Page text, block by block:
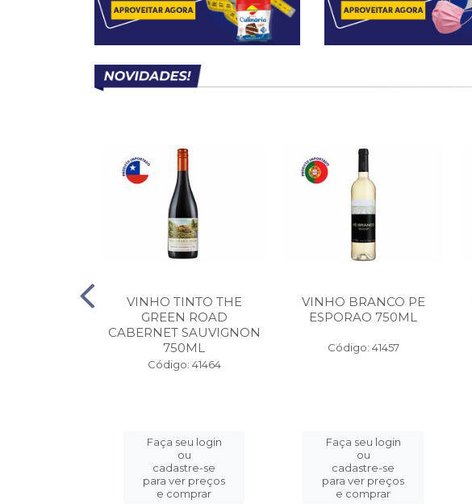
VINHO TINTO THE
GREEN ROAD
CABERNET SAUVIGNON
750ML
Código: 41464
Faça seu login
ou
cadastre-se
para ver preços
e comprar
VINHO BRANCO PE
ESPORAO 750ML
Código: 41457
Faça seu login
ou
cadastre-se
para ver preços
e comprar